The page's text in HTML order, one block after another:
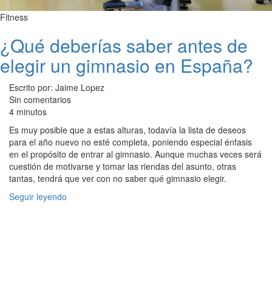
Fitness
¿Qué deberías saber antes de
elegir un gimnasio en España?
Escrito por: Jaime Lopez
Sin comentarios
4 minutos
Es muy posible que a estas alturas, todavía la lista de deseos
para el año nuevo no esté completa, poniendo especial énfasis
en el propósito de entrar al gimnasio. Aunque muchas veces será
cuestión de motivarse y tomar las riendas del asunto, otras
tantas, tendrá que ver con no saber qué gimnasio elegir.
Seguir leyendo